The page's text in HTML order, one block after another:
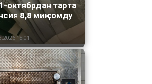
октябрдан тарта
8,8 миң сомду
15:01